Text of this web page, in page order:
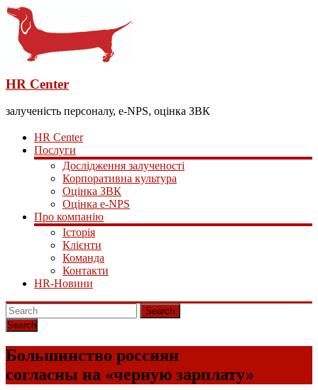
HR Center
залученість персоналу, e-NPS, оцінка ЗВК
HR Center
Послуги
Дослідження залученості
Корпоративна культура
Оцінка ЗВК
Оцінка e-NPS
Про компанію
Історія
Клієнти
Команда
Контакти
HR-Новини
Search
Большинство россиян
согласны на «черную зарплату»